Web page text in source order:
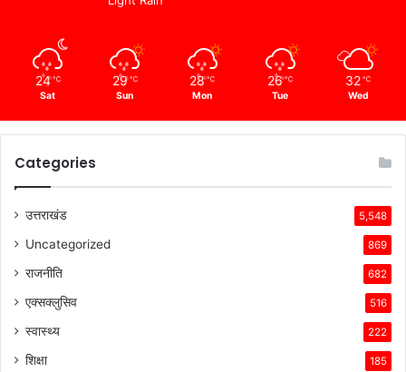
24 ℃
Sat
29 ℃
Sun
28 ℃
Mon
26 ℃
Tue
32 ℃
Wed
Categories
उत्तराखंड 5,548
Uncategorized 869
राजनीति 682
एक्सक्लुसिव 516
स्वास्थ्य 222
शिक्षा 185